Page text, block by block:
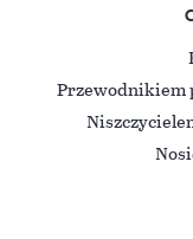
Przewodnikiem